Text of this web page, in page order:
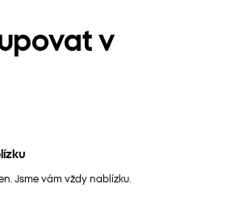
v
Jsme vám vždy nablízku.